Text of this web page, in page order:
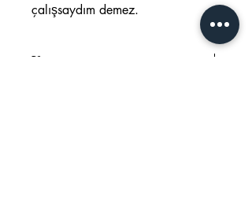
çalışsaydım demez.
Yazar